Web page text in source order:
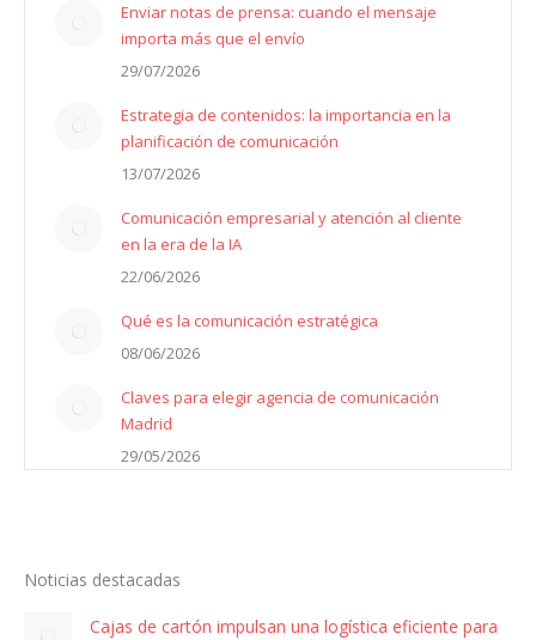
Enviar notas de prensa: cuando el mensaje
importa más que el envío
29/07/2026
Estrategia de contenidos: la importancia en la
planificación de comunicación
13/07/2026
Comunicación empresarial y atención al cliente
en la era de la IA
22/06/2026
Qué es la comunicación estratégica
08/06/2026
Claves para elegir agencia de comunicación
Madrid
29/05/2026
Noticias destacadas
Cajas de cartón impulsan una logística eficiente para